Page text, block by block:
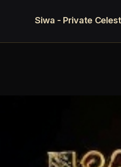
Siwa - Private